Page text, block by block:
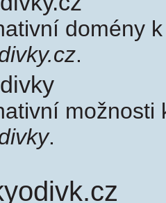
domény
.
možnosti
.